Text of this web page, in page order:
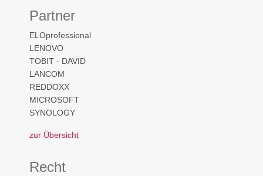
Partner
ELOprofessional
LENOVO
TOBIT - DAVID
LANCOM
REDDOXX
MICROSOFT
SYNOLOGY
zur Übersicht
Recht